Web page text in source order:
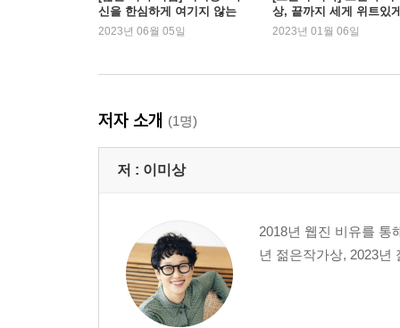
신을 한심하게 여기지 않는
마음"
2023년 06월 05일
상, 끝까지 세게 위트있
2023년 01월 06일
저자 소개 (1명)
저 : 이미상
2018년 웹진 비유를 통
년 젊은작가상, 2023년